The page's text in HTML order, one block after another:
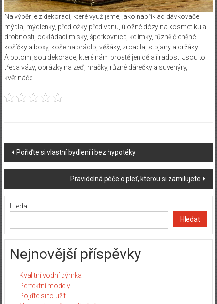
Na výběr je z dekorací, které využijeme, jako například dávkovače
mýdla, mýdlenky, předložky před vanu, úložné dózy na kosmetiku a
drobnosti, odkládací misky, šperkovnice, kelímky, různě členěné
košíčky a boxy, koše na prádlo, věšáky, zrcadla, stojany a držáky.
A potom jsou dekorace, které nám prostě jen dělají radost. Jsou to
třeba vázy, obrázky na zeď, hračky, různé dárečky a suvenýry,
květináče.
Post
navigation
Pořiďte si vlastní bydlení i bez hypotéky
Pravidelná péče o pleť, kterou si zamilujete
Hledat
Hledat
Nejnovější příspěvky
Kvalitní vodní dýmka
Perfektní modely
Pojďte si to užít